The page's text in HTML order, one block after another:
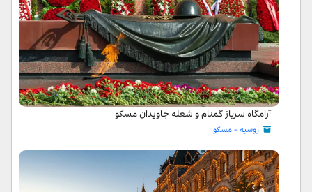
آرامگاه سرباز گمنام و شعله جاویدان مسکو
روسیه - مسکو